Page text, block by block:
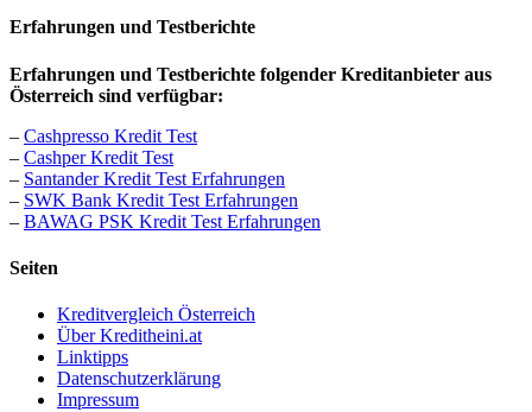
Erfahrungen und Testberichte
Erfahrungen und Testberichte folgender Kreditanbieter aus
Österreich sind verfügbar:
– Cashpresso Kredit Test
– Cashper Kredit Test
– Santander Kredit Test Erfahrungen
– SWK Bank Kredit Test Erfahrungen
– BAWAG PSK Kredit Test Erfahrungen
Seiten
Kreditvergleich Österreich
Über Kreditheini.at
Linktipps
Datenschutzerklärung
Impressum